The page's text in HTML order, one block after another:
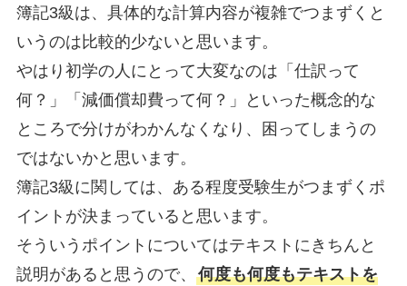
簿記3級は、具体的な計算内容が複雑でつまずくと
いうのは比較的少ないと思います。
やはり初学の人にとって大変なのは「仕訳って
何？」「減価償却費って何？」といった概念的な
ところで分けがわかんなくなり、困ってしまうの
ではないかと思います。
簿記3級に関しては、ある程度受験生がつまずくポ
イントが決まっていると思います。
そういうポイントについてはテキストにきちんと
説明があると思うので、 何度も何度もテキストを